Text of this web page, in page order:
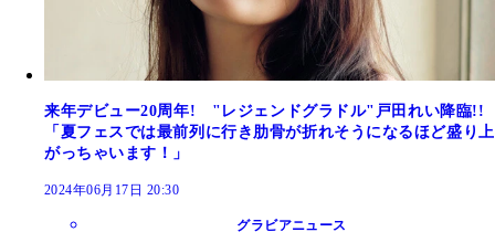
来年デビュー20周年! "レジェンドグラドル"戸田れい降臨!!
「夏フェスでは最前列に行き肋骨が折れそうになるほど盛り上
がっちゃいます！」
2024年06月17日 20:30
グラビアニュース